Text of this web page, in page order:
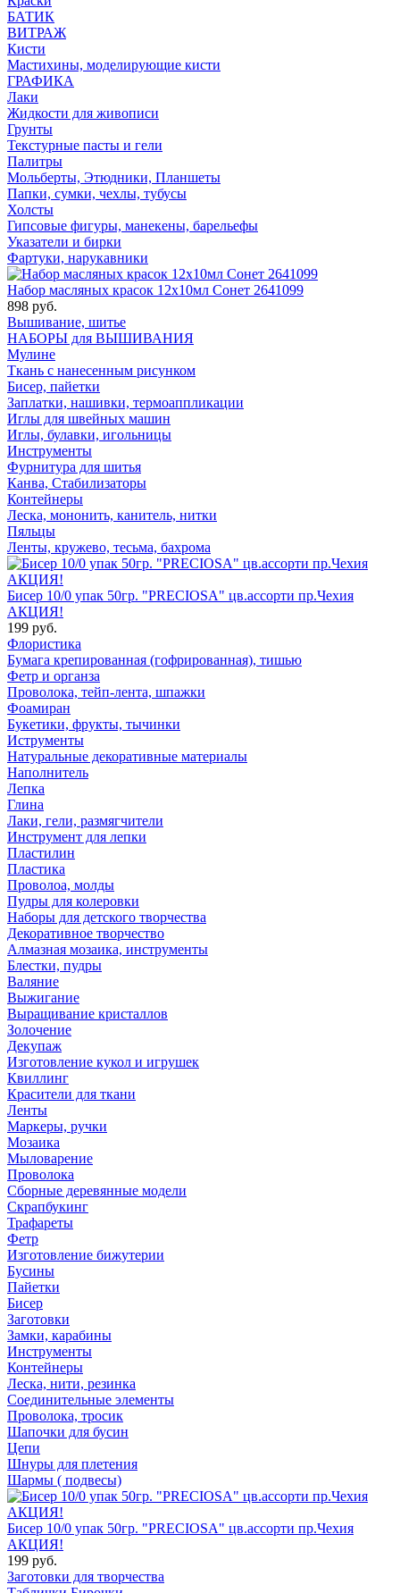
БАТИК
ВИТРАЖ
Кисти
Мастихины, моделирующие кисти
ГРАФИКА
Лаки
Жидкости для живописи
Грунты
Текстурные пасты и гели
Палитры
Мольберты, Этюдники, Планшеты
Папки, сумки, чехлы, тубусы
Холсты
Гипсовые фигуры, манекены, барельефы
Указатели и бирки
Фартуки, нарукавники
Набор масляных красок 12х10мл Сонет 2641099
898 руб.
Вышивание, шитье
НАБОРЫ для ВЫШИВАНИЯ
Мулине
Ткань с нанесенным рисунком
Бисер, пайетки
Заплатки, нашивки, термоаппликации
Иглы для швейных машин
Иглы, булавки, игольницы
Инструменты
Фурнитура для шитья
Канва, Стабилизаторы
Контейнеры
Леска, мононить, канитель, нитки
Пяльцы
Ленты, кружево, тесьма, бахрома
Бисер 10/0 упак 50гр. "PRECIOSA" цв.ассорти пр.Чехия
АКЦИЯ!
199 руб.
Флористика
Бумага крепированная (гофрированная), тишью
Фетр и органза
Проволока, тейп-лента, шпажки
Фоамиран
Букетики, фрукты, тычинки
Иструменты
Натуральные декоративные материалы
Наполнитель
Лепка
Глина
Лаки, гели, размягчители
Инструмент для лепки
Пластилин
Пластика
Проволоа, молды
Пудры для колеровки
Наборы для детского творчества
Декоративное творчество
Алмазная мозаика, инструменты
Блестки, пудры
Валяние
Выжигание
Выращивание кристаллов
Золочение
Декупаж
Изготовление кукол и игрушек
Квиллинг
Красители для ткани
Ленты
Маркеры, ручки
Мозаика
Мыловарение
Проволока
Сборные деревянные модели
Скрапбукинг
Трафареты
Фетр
Изготовление бижутерии
Бусины
Пайетки
Бисер
Заготовки
Замки, карабины
Инструменты
Контейнеры
Леска, нити, резинка
Соединительные элементы
Проволока, тросик
Шапочки для бусин
Цепи
Шнуры для плетения
Шармы ( подвесы)
Бисер 10/0 упак 50гр. "PRECIOSA" цв.ассорти пр.Чехия
АКЦИЯ!
199 руб.
Заготовки для творчества